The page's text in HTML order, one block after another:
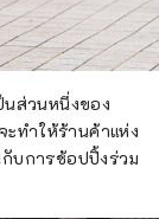
นส่วนหนึ่งของ
ทำให้ร้านค้าแห่ง
บการช้อปปิ้งร่วม